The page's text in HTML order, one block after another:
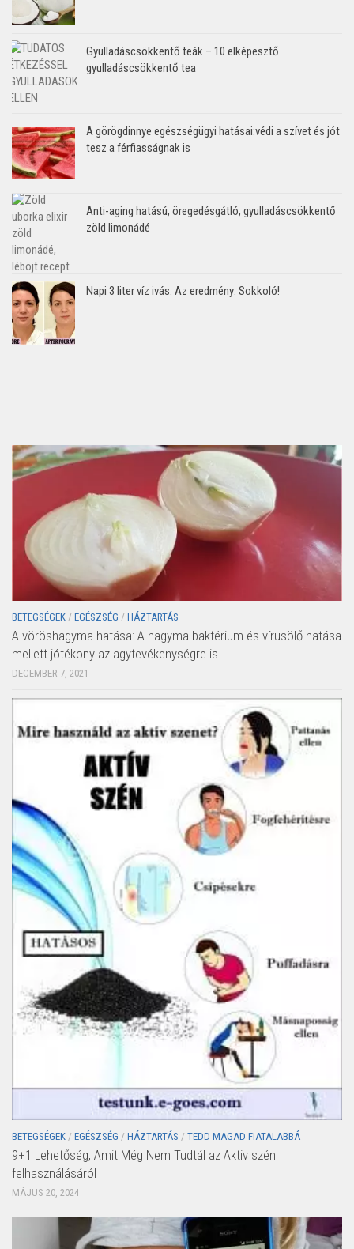
Gyulladáscsökkentő teák – 10 elképesztő
gyulladáscsökkentő tea
A görögdinnye egészségügyi hatásai:védi a szívet és jót
tesz a férfiasságnak is
Anti-aging hatású, öregedésgátló, gyulladáscsökkentő
zöld limonádé
Napi 3 liter víz ivás. Az eredmény: Sokkoló!
BETEGSÉGEK / EGÉSZSÉG / HÁZTARTÁS
A vöröshagyma hatása: A hagyma baktérium és vírusölő hatása
mellett jótékony az agytevékenységre is
DECEMBER 7, 2021
BETEGSÉGEK / EGÉSZSÉG / HÁZTARTÁS / TEDD MAGAD FIATALABBÁ
9+1 Lehetőség, Amit Még Nem Tudtál az Aktiv szén
felhasználásáról
MÁJUS 20, 2024